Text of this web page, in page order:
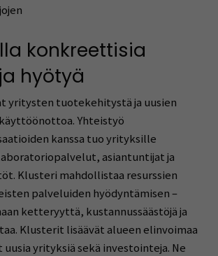
konkreettisia
hyötyä
yritysten tuotekehitystä ja uusien
Yhteistyö
kanssa tuo yrityksille
asiantuntijat ja
Klusteri mahdollistaa resurssien
palveluiden hyödyntämisen –
ketteryyttä, kustannussäästöjä ja
Klusterit lisäävät alueen elinvoimaa
yrityksiä sekä investointeja. Ne